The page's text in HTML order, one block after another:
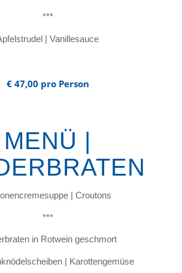
***
| Vanillesauce
€ 47,00 pro Person
MENÜ |
| Croutons
***
in Rotwein geschmort
| Karottengemüse